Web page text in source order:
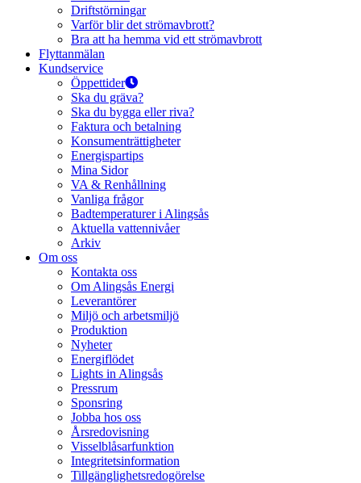
Driftstörningar
Varför blir det strömavbrott?
Bra att ha hemma vid ett strömavbrott
Flyttanmälan
Kundservice
Öppettider
Ska du gräva?
Ska du bygga eller riva?
Faktura och betalning
Konsumenträttigheter
Energispartips
Mina Sidor
VA & Renhållning
Vanliga frågor
Badtemperaturer i Alingsås
Aktuella vattennivåer
Arkiv
Om oss
Kontakta oss
Om Alingsås Energi
Leverantörer
Miljö och arbetsmiljö
Produktion
Nyheter
Energiflödet
Lights in Alingsås
Pressrum
Sponsring
Jobba hos oss
Årsredovisning
Visselblåsarfunktion
Integritetsinformation
Tillgänglighetsredogörelse